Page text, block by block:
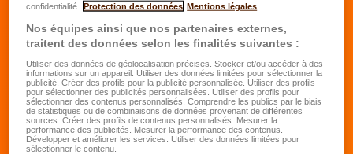
Nom*
Date de naissance*
JJ.MM.AAAA
Rue/N°*
confidentialité.
Protection des données Mentions légales
Nos équipes ainsi que nos partenaires externes,
traitent des données selon les finalités suivantes :
Utiliser des données de géolocalisation précises. Stocker et/ou accéder à des
informations sur un appareil. Utiliser des données limitées pour sélectionner la
publicité. Créer des profils pour la publicité personnalisée. Utiliser des profils
pour sélectionner des publicités personnalisées. Utiliser des profils pour
sélectionner des contenus personnalisés. Comprendre les publics par le biais
de statistiques ou de combinaisons de données provenant de différentes
sources. Créer des profils de contenus personnalisés. Mesurer la
performance des publicités. Mesurer la performance des contenus.
Développer et améliorer les services. Utiliser des données limitées pour
sélectionner le contenu.